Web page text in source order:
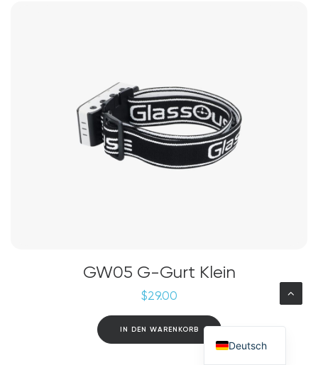
gewählt
werden
GW05 G-Gurt Klein
$29.00
IN DEN WARENKORB
Deutsch